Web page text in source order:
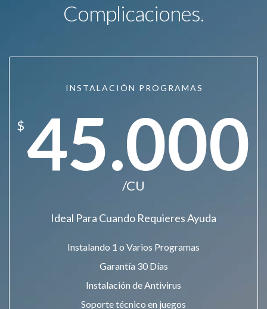
Complicaciones.
INSTALACIÓN PROGRAMAS
$45.000
/CU
Ideal Para Cuando Requieres Ayuda
Instalando 1 o Varios Programas
Garantía 30 Días
Instalación de Antivirus
Soporte técnico en juegos